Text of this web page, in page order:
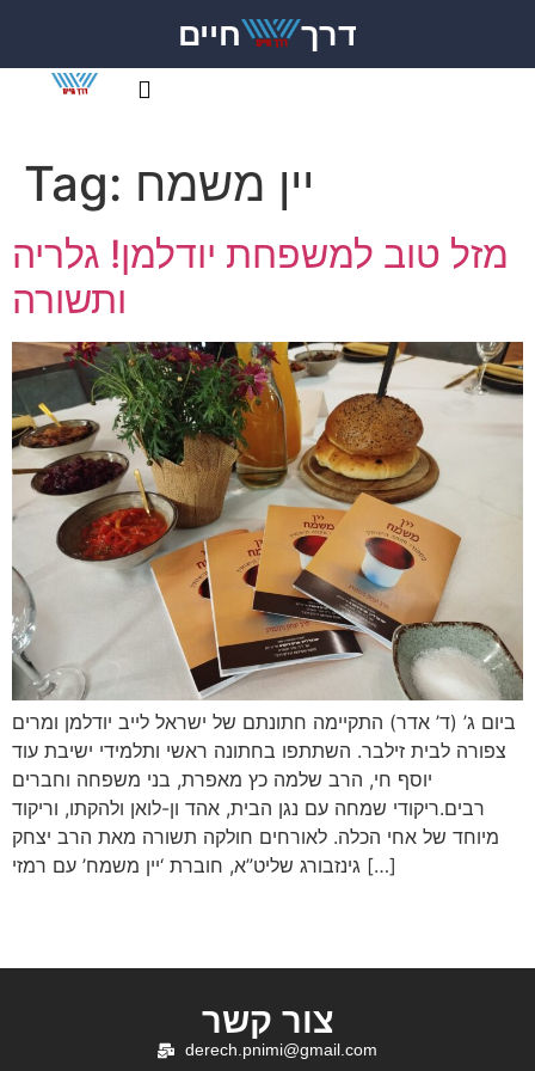
חיים דרך
Tag: יין משמח
מזל טוב למשפחת יודלמן! גלריה
ותשורה
ביום ג’ (ד’ אדר) התקיימה חתונתם של ישראל לייב יודלמן ומרים
צפורה לבית זילבר. השתתפו בחתונה ראשי ותלמידי ישיבת עוד
יוסף חי, הרב שלמה כץ מאפרת, בני משפחה וחברים
רבים.ריקודי שמחה עם נגן הבית, אהד ון-לואן ולהקתו, וריקוד
מיוחד של אחי הכלה. לאורחים חולקה תשורה מאת הרב יצחק
גינזבורג שליט”א, חוברת ‘יין משמח’ עם רמזי […]
צור קשר
derech.pnimi@gmail.com